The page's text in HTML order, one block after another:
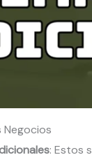
Negocios
: Estos